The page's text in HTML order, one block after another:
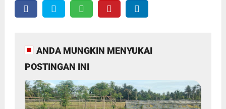
ANDA MUNGKIN MENYUKAI
POSTINGAN INI